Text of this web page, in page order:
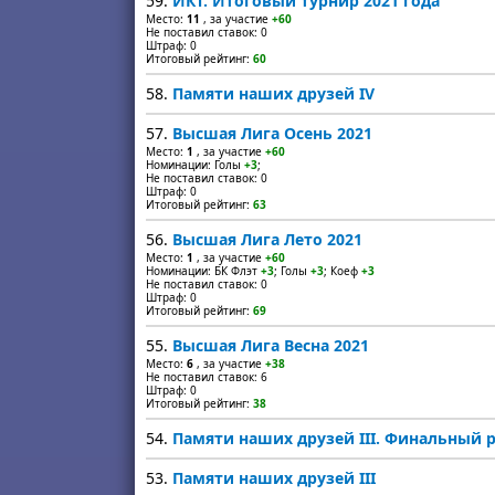
Место: 11 , за участие +60
Не поставил ставок: 0
Штраф: 0
Итоговый рейтинг: 60
58. Памяти наших друзей IV
57. Высшая Лига Осень 2021
Место: 1 , за участие +60
Номинации: Голы +3;
Не поставил ставок: 0
Штраф: 0
Итоговый рейтинг: 63
56. Высшая Лига Лето 2021
Место: 1 , за участие +60
Номинации: БК Флэт +3; Голы +3; Коеф +3
Не поставил ставок: 0
Штраф: 0
Итоговый рейтинг: 69
55. Высшая Лига Весна 2021
Место: 6 , за участие +38
Не поставил ставок: 6
Штраф: 0
Итоговый рейтинг: 38
54. Памяти наших друзей III. Финальный
53. Памяти наших друзей III